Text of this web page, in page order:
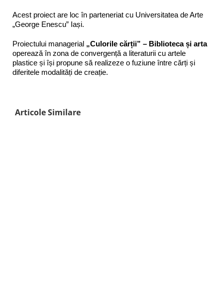
Acest proiect are loc în parteneriat cu Universitatea de Arte
„George Enescu” Iași.
Proiectului managerial „Culorile cărții” – Biblioteca și arta
operează în zona de convergență a literaturii cu artele
plastice și își propune să realizeze o fuziune între cărți și
diferitele modalități de creație.
Articole Similare